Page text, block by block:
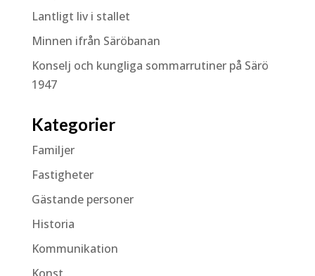
Lantligt liv i stallet
Minnen ifrån Säröbanan
Konselj och kungliga sommarrutiner på Särö
1947
Kategorier
Familjer
Fastigheter
Gästande personer
Historia
Kommunikation